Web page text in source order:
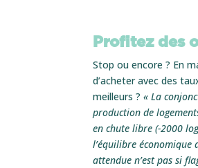
Profitez des
Stop ou encore ? En
d’acheter avec des
meilleurs ?« La
production de
en chute libre (-2000
l’équilibre
attendue n’est pas si